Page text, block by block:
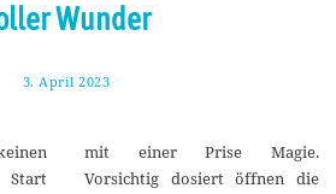
Wunder
3. April 2023
i
Start
mit einer Prise Magie.
Vorsichtig dosiert öffnen die